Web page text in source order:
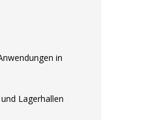
in
Lagerhallen